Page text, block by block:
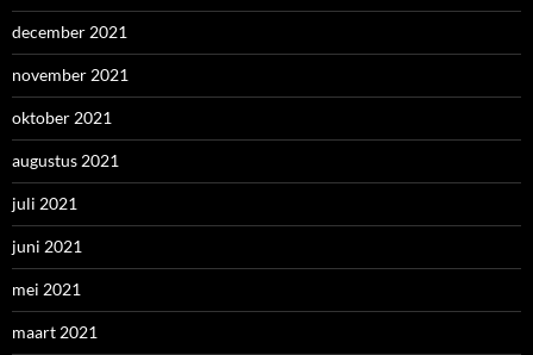
december 2021
november 2021
oktober 2021
augustus 2021
juli 2021
juni 2021
mei 2021
maart 2021